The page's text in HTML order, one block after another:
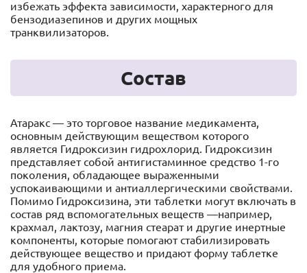
избежать эффекта зависимости, характерного для
бензодиазепинов и других мощных
транквилизаторов.
Состав
Атаракс — это торговое название медикамента,
основным действующим веществом которого
является Гидроксизин гидрохлорид. Гидроксизин
представляет собой антигистаминное средство 1-го
поколения, обладающее выраженными
успокаивающими и антиаллергическими свойствами.
Помимо Гидроксизина, эти таблетки могут включать в
состав ряд вспомогательных веществ —например,
крахмал, лактозу, магния стеарат и другие инертные
компоненты, которые помогают стабилизировать
действующее вещество и придают форму таблетке
для удобного приема.